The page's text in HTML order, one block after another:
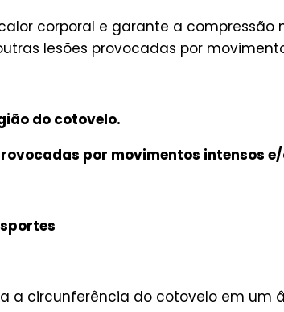
corporal e garante a compressão
lesões provocadas por
do cotovelo.
por movimentos intensos
a circunferência do cotovelo em um